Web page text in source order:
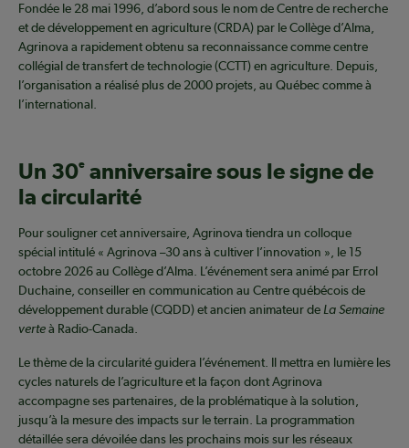
Fondée le 28 mai 1996, d’abord sous le nom de Centre de recherche
et de développement en agriculture (CRDA) par le Collège d’Alma,
Agrinova a rapidement obtenu sa reconnaissance comme centre
collégial de transfert de technologie (CCTT) en agriculture. Depuis,
l’organisation a réalisé plus de 2000 projets, au Québec comme à
l’international.
Un 30e anniversaire sous le signe de
la circularité
Pour souligner cet anniversaire, Agrinova tiendra un colloque
spécial intitulé « Agrinova –30 ans à cultiver l’innovation », le 15
octobre 2026 au Collège d’Alma. L’événement sera animé par Errol
Duchaine, conseiller en communication au Centre québécois de
développement durable (CQDD) et ancien animateur de La Semaine
verteà Radio-Canada.
Le thème de la circularité guidera l’événement. Il mettra en lumière les
cycles naturels de l’agriculture et la façon dont Agrinova
accompagne ses partenaires, de la problématique à la solution,
jusqu’à la mesure des impacts sur le terrain. La programmation
détaillée sera dévoilée dans les prochains mois sur les réseaux